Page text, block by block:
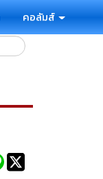
คอลัมส์